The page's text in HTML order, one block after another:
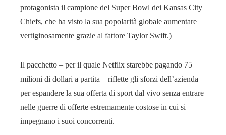
protagonista il campione del Super Bowl dei Kansas City
Chiefs, che ha visto la sua popolarità globale aumentare
vertiginosamente grazie al fattore Taylor Swift.)
Il pacchetto – per il quale Netflix starebbe pagando 75
milioni di dollari a partita – riflette gli sforzi dell’azienda
per espandere la sua offerta di sport dal vivo senza entrare
nelle guerre di offerte estremamente costose in cui si
impegnano i suoi concorrenti.